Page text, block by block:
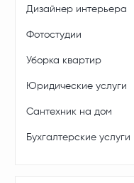
Дизайнер интерьера
Фотостудии
Уборка квартир
Юридические услуги
Сантехник на дом
Бухгалтерские услуги